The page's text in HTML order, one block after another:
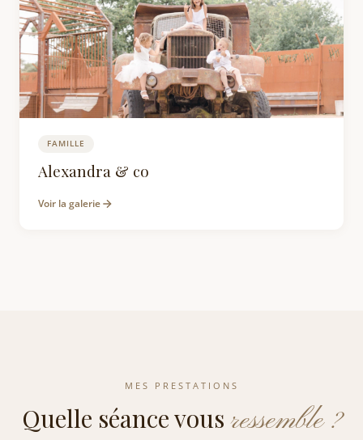
FAMILLE
Photographe Famille Clisson : Garenne
Alexandra & co
Voir la galerie
MES PRESTATIONS
Quelle séance vous ressemble ?